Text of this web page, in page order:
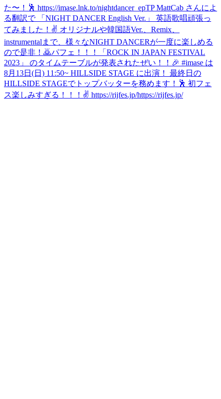
た〜！🕺 https://imase.lnk.to/nightdancer_epTP MattCab さんによ
る翻訳で 「NIGHT DANCER English Ver.」 英語歌唱頑張っ
てみました！✌️ オリジナルや韓国語Ver.、Remix、
instrumentalまで、様々なNIGHT DANCERが一度に楽しめる
ので是非！🙇パフェ！！！
「ROCK IN JAPAN FESTIVAL
2023」 のタイムテーブルが発表されたぜい！！🎉 #imase は
8月13日(日) 11:50~ HILLSIDE STAGE に出演！ 最終日の
HILLSIDE STAGEでトップバッターを務めます！🕺 初フェ
ス楽しみすぎる！！！✌️ https://rijfes.jp/https://rijfes.jp/